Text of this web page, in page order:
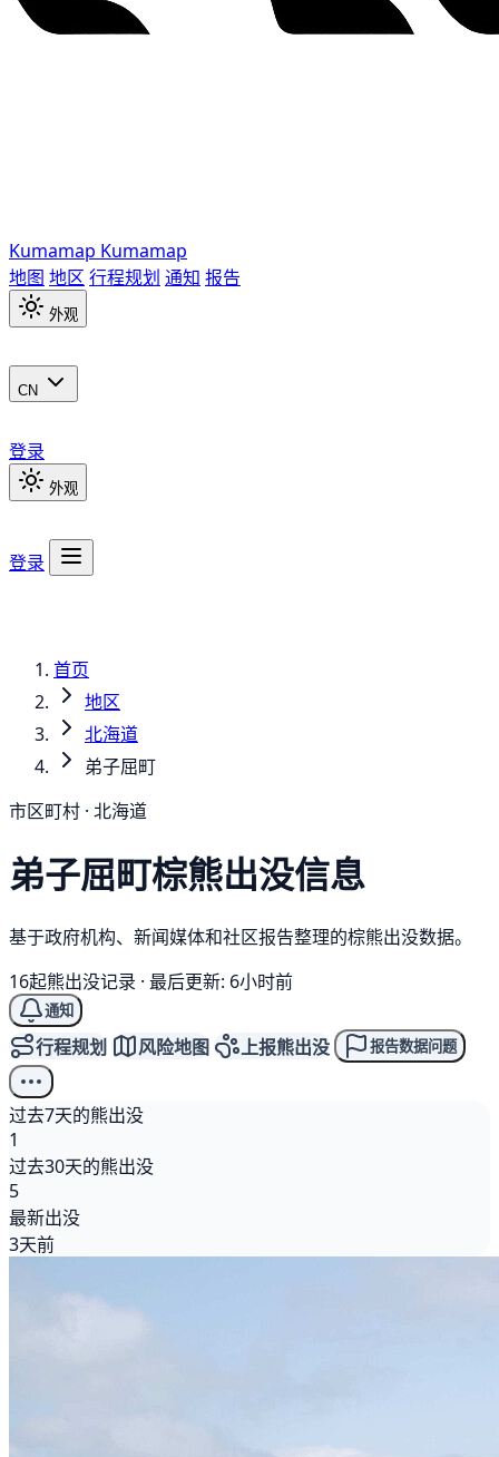
Kumamap Kumamap
地图 地区 行程规划 通知 报告
外观
CN
登录
外观
登录
首页
地区
北海道
弟子屈町
市区町村 · 北海道
弟子屈町棕熊出没信息
基于政府机构、新闻媒体和社区报告整理的棕熊出没数据。
16起熊出没记录 · 最后更新: 6小时前
通知
行程规划 风险地图 上报熊出没 报告数据问题
过去7天的熊出没
1
过去30天的熊出没
5
最新出没
3天前